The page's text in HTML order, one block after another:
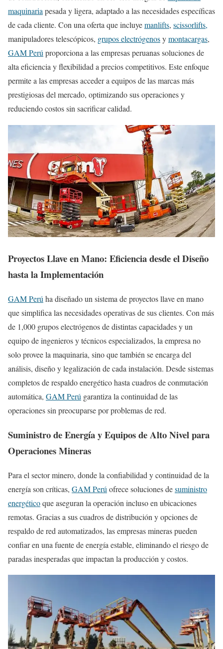
maquinariapesada y ligera, adaptado a las necesidades específicas
de cada cliente. Con una oferta que incluyemanlifts, scissorlifts,
manipuladores telescópicos, grupos electrógenosymontacargas,
GAM Perúproporciona a las empresas peruanas soluciones de
alta eficiencia y flexibilidad a precios competitivos. Este enfoque
permite a las empresas acceder a equipos de las marcas más
prestigiosas del mercado, optimizando sus operaciones y
reduciendo costos sin sacrificar calidad.
Proyectos Llave en Mano: Eficiencia desde el Diseño
hasta la Implementación
GAM Perú ha diseñado un sistema de proyectos llave en mano
que simplifica las necesidades operativas de sus clientes. Con más
de 1,000 grupos electrógenos de distintas capacidades y un
equipo de ingenieros y técnicos especializados, la empresa no
solo provee la maquinaria, sino que también se encarga del
análisis, diseño y legalización de cada instalación. Desde sistemas
completos de respaldo energético hasta cuadros de conmutación
automática, GAM Perú garantiza la continuidad de las
operaciones sin preocuparse por problemas de red.
Suministro de Energía y Equipos de Alto Nivel para
Operaciones Mineras
Para el sector minero, donde la confiabilidad y continuidad de la
energía son críticas, GAM Perú ofrece soluciones desuministro
energéticoque aseguran la operación incluso en ubicaciones
remotas. Gracias a sus cuadros de distribución y opciones de
respaldo de red automatizados, las empresas mineras pueden
confiar en una fuente de energía estable, eliminando el riesgo de
paradas inesperadas que impactan la producción y costos.